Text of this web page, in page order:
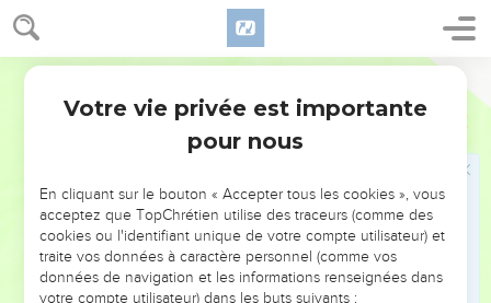
Josué 23
Ils deviendront pour vous des pièges, ils seront comme des
trous où vous tomberez. Ils seront comme des fouets qui
vous frappent le dos, ils seront comme des épines dans vos
yeux. À la fin, vous disparaîtrez de ce bon pays que le
devez être entièrement d’accord avec ceci : le SEIGNEUR
vous a fait beaucoup de promesses, et il les a toutes
réalisées. Aucune des paroles qu’il vous a dites n’est restée
sans résultat.
Eh bien, de même que le SEIGNEUR votre Dieu a tenu ses
Votre vie privée est importante
pour nous
En cliquant sur le bouton « Accepter tous les cookies », vous
acceptez que TopChrétien utilise des traceurs (comme des
cookies ou l'identifiant unique de votre compte utilisateur) et
traite vos données à caractère personnel (comme vos
données de navigation et les informations renseignées dans
votre compte utilisateur) dans les buts suivants :